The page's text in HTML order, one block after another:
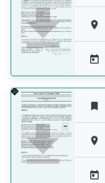
 




